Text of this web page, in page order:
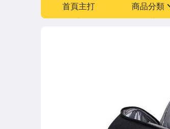
首頁主打 商品分類
手機、配件與通訊